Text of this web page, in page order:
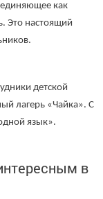
как
Это настоящий
детской
лагерь «Чайка». С
язык».
в